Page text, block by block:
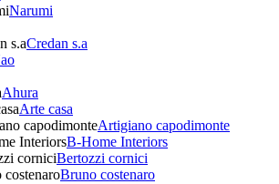
Narumi
Credan s.a
Ahura
Arte casa
Artigiano capodimonte
B-Home Interiors
Bertozzi cornici
Bruno costenaro